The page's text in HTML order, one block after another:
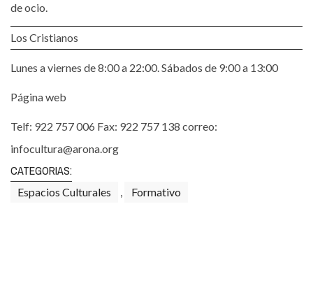
de ocio.
Los Cristianos
Lunes a viernes de 8:00 a 22:00. Sábados de 9:00 a 13:00
Página web
Telf: 922 757 006 Fax: 922 757 138 correo:
infocultura@arona.org
CATEGORIAS:
Espacios Culturales , Formativo